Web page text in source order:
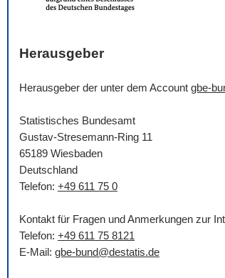
Herausgeber
Herausgeber der unter dem Account gbe-
Statistisches Bundesamt
Gustav-Stresemann-Ring 11
65189 Wiesbaden
Deutschland
Telefon: +49 611 75 0
Kontakt für Fragen und Anmerkungen zur
Telefon: +49 611 75 8121
E-Mail: gbe-bund@destatis.de